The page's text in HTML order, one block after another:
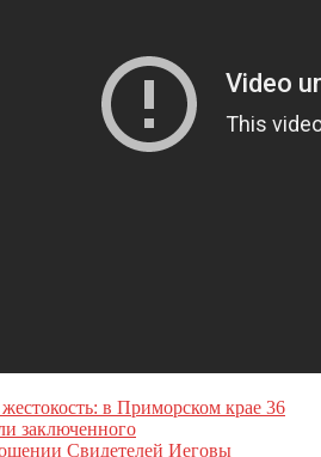
в Приморском крае 36
заключенного
Свидетелей Иеговы